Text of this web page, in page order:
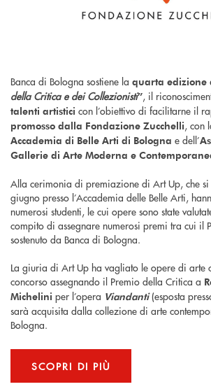
Banca di Bologna sostiene la quarta edizione
della Critica e dei Collezionisti”, il
talenti artistici con l’obiettivo di facilitarne il
promosso dalla Fondazione Zucchelli, con
Accademia di Belle Arti di Bologna e dell’
Gallerie di Arte Moderna e
Alla cerimonia di premiazione di Art Up, che si
giugno presso l’Accademia delle Belle Arti,
numerosi studenti, le cui opere sono state
compito di assegnare numerosi premi tra cui il
sostenuto da Banca di Bologna.
La giuria di Art Up ha vagliato le opere di arte
concorso assegnando il Premio della Critica a
Michelini per l’opera Viandanti(esposta
sarà acquisita dalla collezione di arte
Bologna.
SCOPRI DI PIÙ